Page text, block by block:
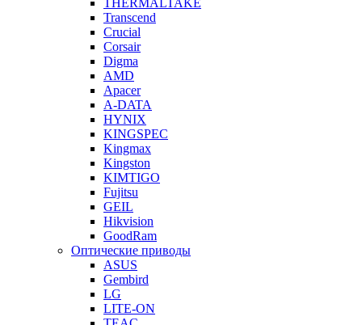
THERMALTAKE
Transcend
Crucial
Corsair
Digma
AMD
Apacer
A-DATA
HYNIX
KINGSPEC
Kingmax
Kingston
KIMTIGO
Fujitsu
GEIL
Hikvision
GoodRam
Оптические приводы
ASUS
Gembird
LG
LITE-ON